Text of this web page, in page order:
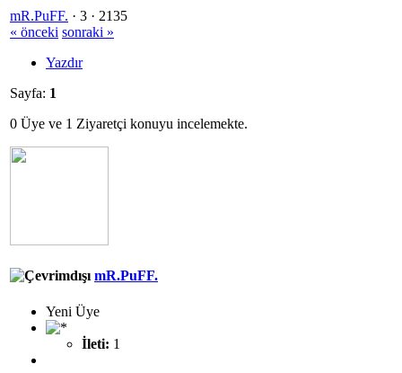
mR.PuFF. · 3 · 2135
« önceki sonraki »
Yazdır
Sayfa: 1
0 Üye ve 1 Ziyaretçi konuyu incelemekte.
mR.PuFF.
Yeni Üye
İleti: 1